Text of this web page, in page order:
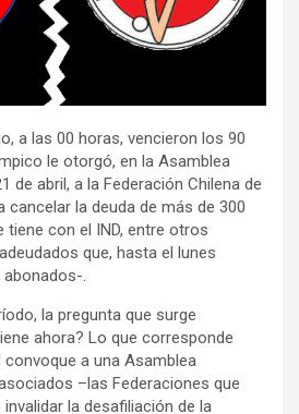
a las 00 horas, vencieron los 90
le otorgó, en la Asamblea
de abril, a la Federación Chilena de
cancelar la deuda de más de 300
tiene con el IND, entre otros
que, hasta el lunes
.
la pregunta que surge
ahora? Lo que corresponde
convoque a una Asamblea
–las Federaciones que
la desafiliación de la